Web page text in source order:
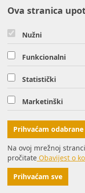
16.07.2021.
16.07.2021. Planirani
20.07.2021.
Bistrinci
20.07.2021. Planirani
20.07.2021.
Ova stranica
Nužni
Funkcionalni
Statistički
Marketinški
Prihvaćam odabrane
Na ovoj mrežnoj
pročitate Obavijest o
Prihvaćam sve